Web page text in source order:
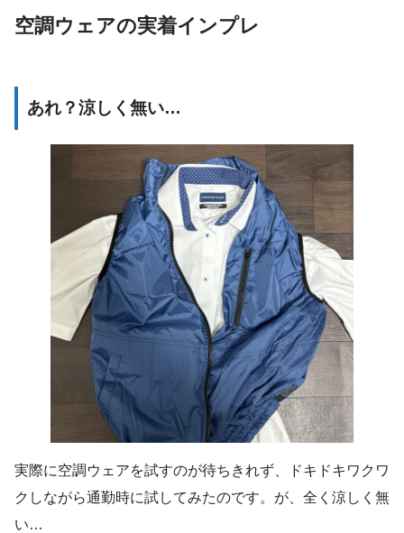
空調ウェアの実着インプレ
あれ？涼しく無い…
実際に空調ウェアを試すのが待ちきれず、ドキドキワクワ
クしながら通勤時に試してみたのです。が、全く涼しく無
い…